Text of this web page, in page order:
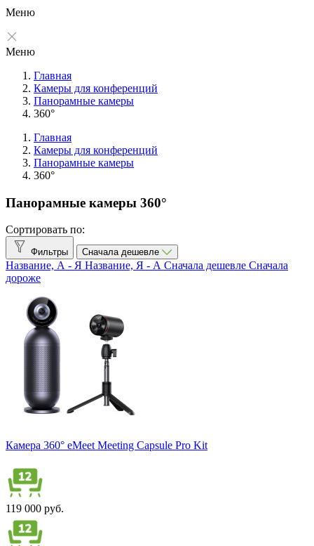
Меню
Меню
Главная
Камеры для конференций
Панорамные камеры
360°
Фильтры
Фильтр
Все производители
eMeet
2
KanDao 1
Максимальное разрешение
Full HD (1920×1080)
HD (1280×720)
Угол обзора
Интерфейсы
LAN 1
Разъемы
Главная
Камеры для конференций
Панорамные камеры
360°
Панорамные камеры 360°
Сортировать по:
Фильтры Сначала дешевле
Название, А - Я Название, Я - А Сначала дешевле Сначала
дороже
Камера 360° eMeet Meeting Capsule Pro Kit
119 000 руб.